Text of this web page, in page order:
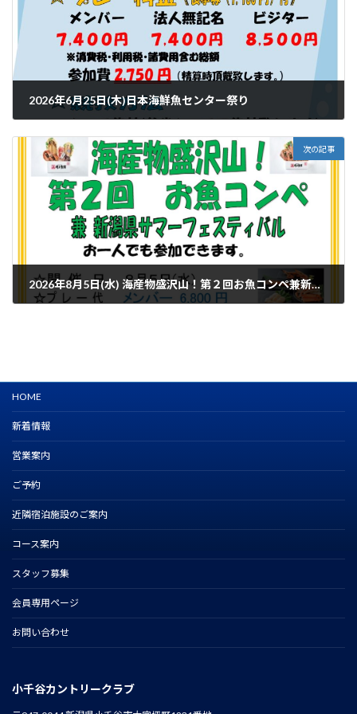
2026年6月25日(木)日本海鮮魚センター祭り
次の記事
2026年8月5日(水) 海産物盛沢山！第２回お魚コンペ兼新潟県サマーフェスティバル
HOME
新着情報
営業案内
ご予約
近隣宿泊施設のご案内
コース案内
スタッフ募集
会員専用ページ
お問い合わせ
小千谷カントリークラブ